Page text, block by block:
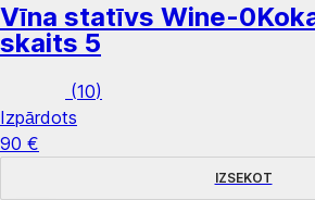
Vīna statīvs Wine-0
skaits 5
(10)
Izpārdots
90 €
IZSEKOT